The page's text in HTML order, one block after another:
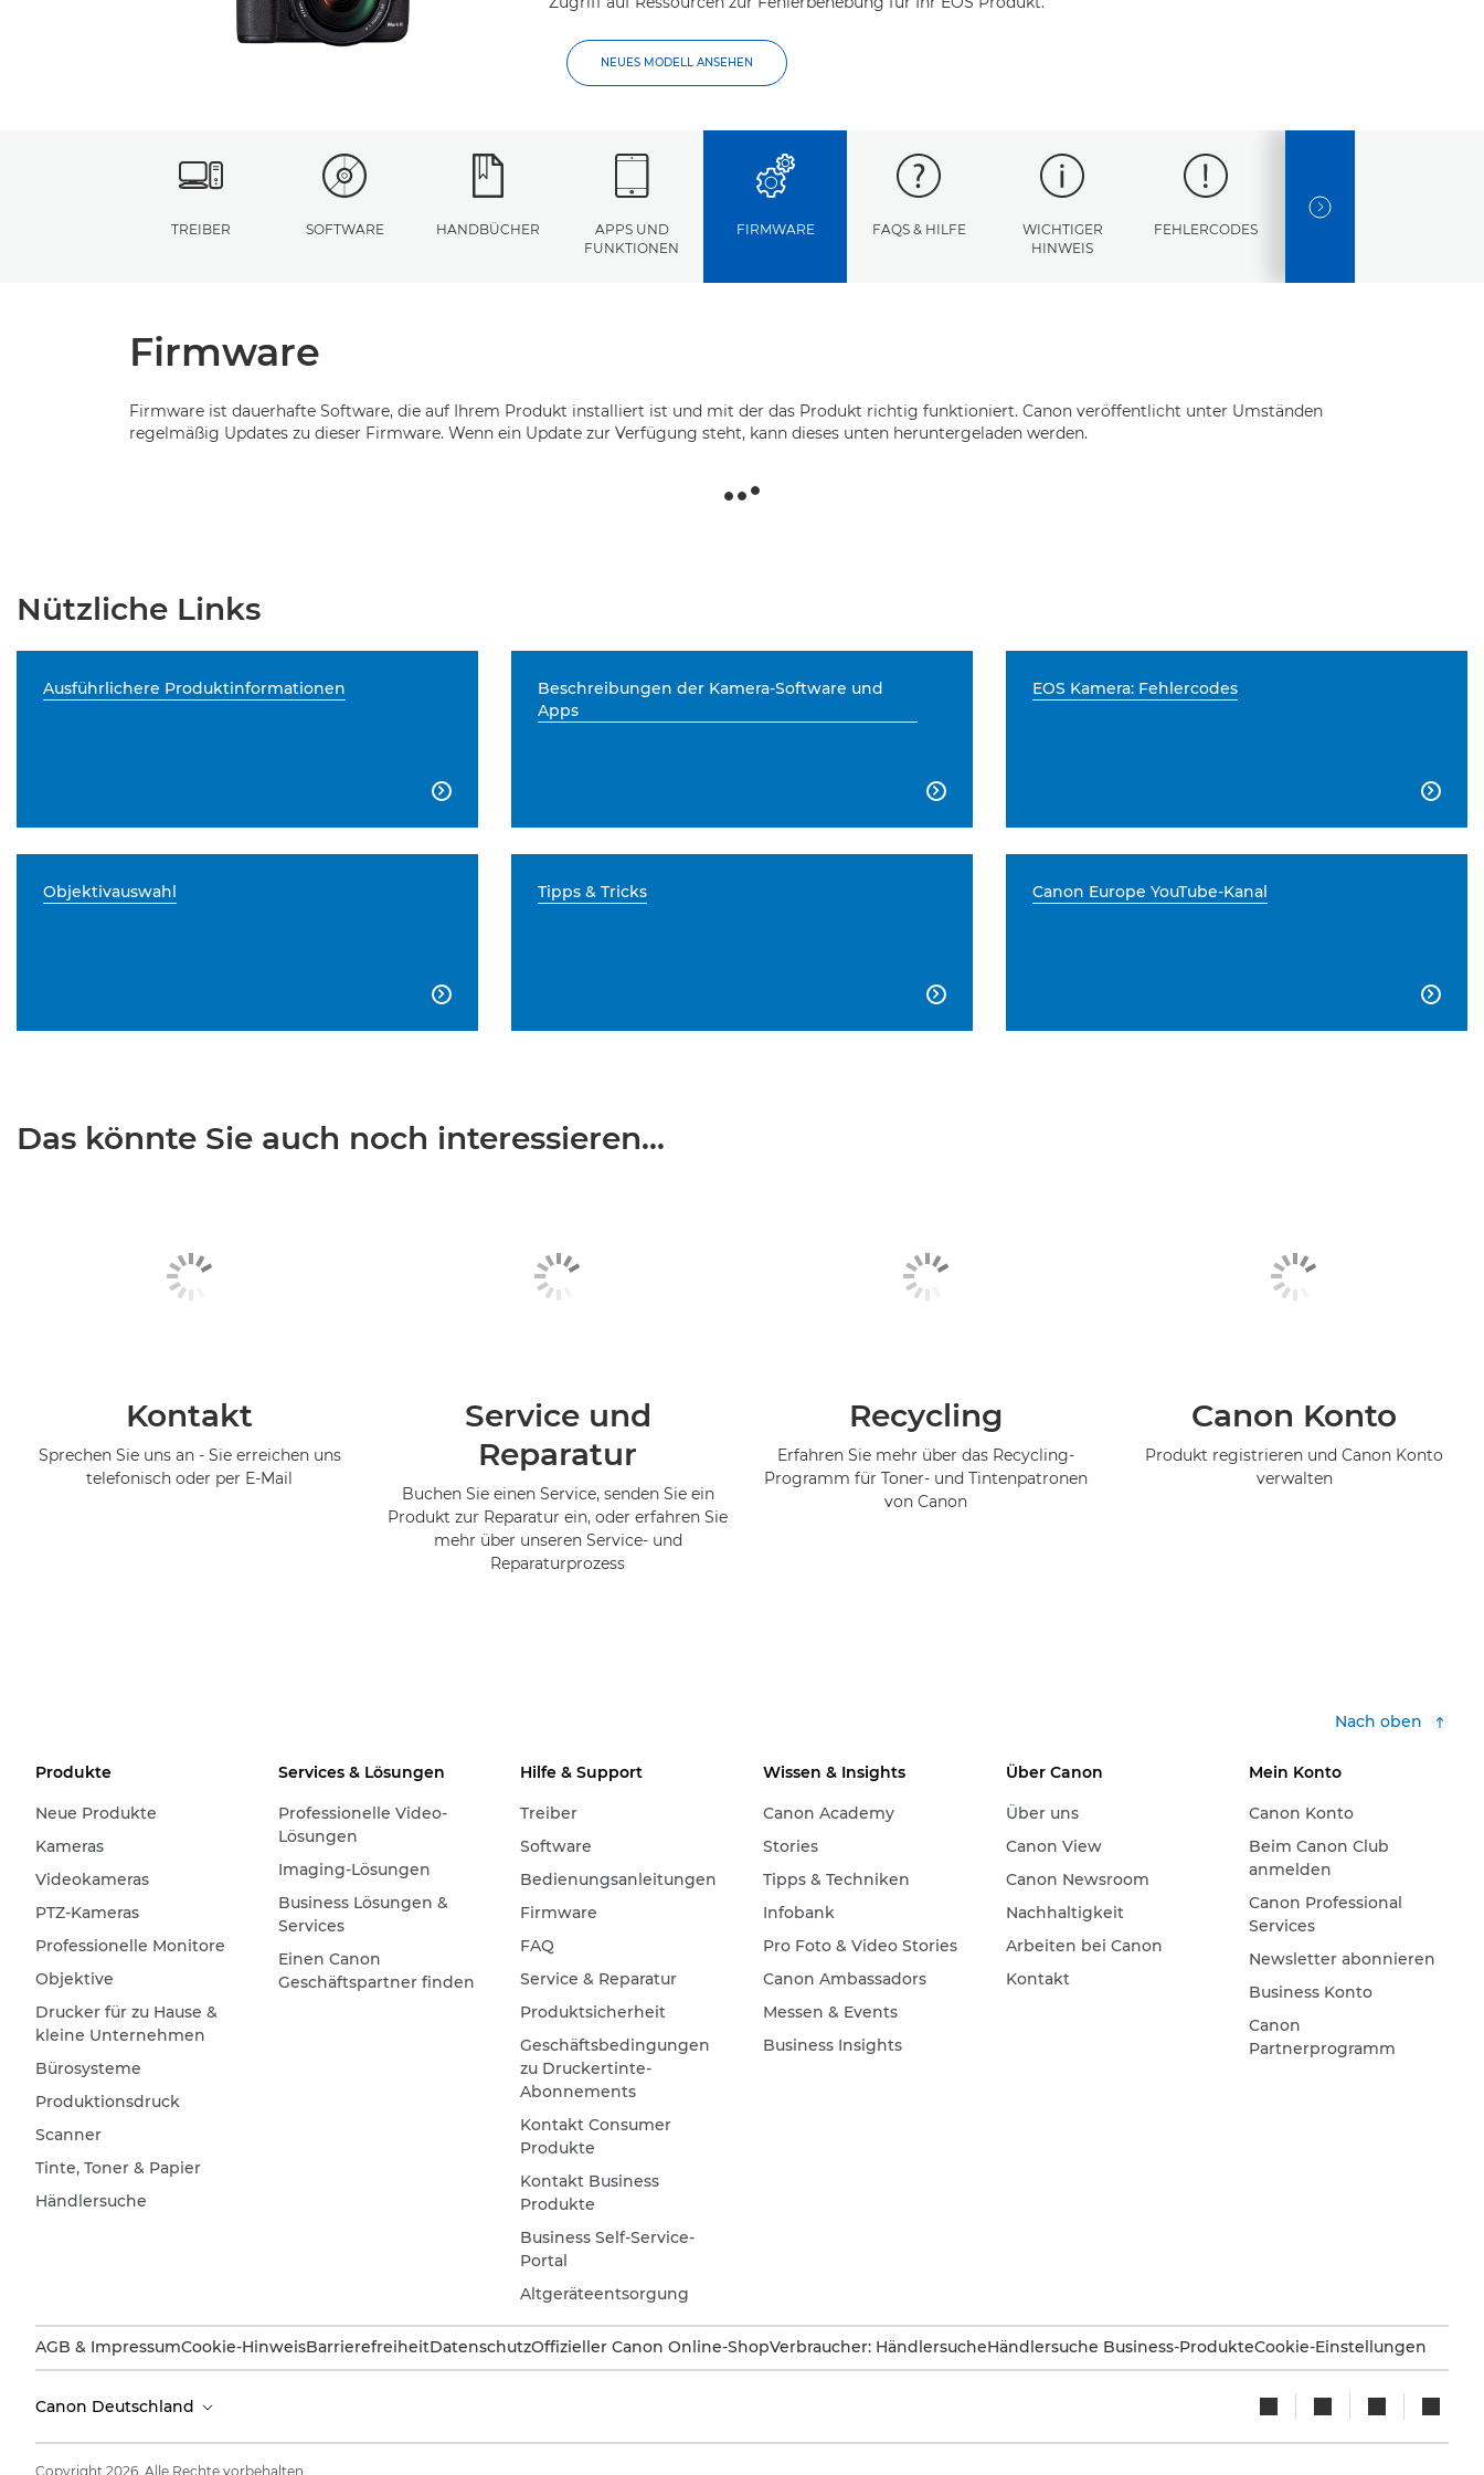
NEUES MODELL ANSEHEN
TREIBER SOFTWARE HANDBÜCHER
APPS UND
FUNKTIONEN
FIRMWARE FAQS & HILFE
WICHTIGER
HINWEIS
FEHLERCODES
NEXT SLIDE
Firmware
Firmware ist dauerhafte Software, die auf Ihrem Produkt installiert ist und mit der das Produkt richtig funktioniert. Canon veröffentlicht unter Umständen
regelmäßig Updates zu dieser Firmware. Wenn ein Update zur Verfügung steht, kann dieses unten heruntergeladen werden.
Nützliche Links
Ausführlichere Produktinformationen

Beschreibungen der Kamera-Software und
Apps

EOS Kamera: Fehlercodes

Objektivauswahl

Tipps & Tricks

Canon Europe YouTube-Kanal

Das könnte Sie auch noch interessieren...
Kontakt
Sprechen Sie uns an - Sie erreichen uns
telefonisch oder per E-Mail
Service und
Reparatur
Buchen Sie einen Service, senden Sie ein
Produkt zur Reparatur ein, oder erfahren Sie
mehr über unseren Service- und
Reparaturprozess
Recycling
Erfahren Sie mehr über das Recycling-
Programm für Toner- und Tintenpatronen
von Canon
Canon Konto
Produkt registrieren und Canon Konto
verwalten
Nach oben
Produkte
Neue Produkte
Kameras
Videokameras
PTZ-Kameras
Professionelle Monitore
Objektive
Drucker für zu Hause &
kleine Unternehmen
Bürosysteme
Produktionsdruck
Scanner
Tinte, Toner & Papier
Händlersuche
Services & Lösungen
Professionelle Video-
Lösungen
Imaging-Lösungen
Business Lösungen &
Services
Einen Canon
Geschäftspartner finden
Hilfe & Support
Treiber
Software
Bedienungsanleitungen
Firmware
FAQ
Service & Reparatur
Produktsicherheit
Geschäftsbedingungen
zu Druckertinte-
Abonnements
Kontakt Consumer
Produkte
Kontakt Business
Produkte
Business Self-Service-
Portal
Altgeräteentsorgung
Wissen & Insights
Canon Academy
Stories
Tipps & Techniken
Infobank
Pro Foto & Video Stories
Canon Ambassadors
Messen & Events
Business Insights
Über Canon
Über uns
Canon View
Canon Newsroom
Nachhaltigkeit
Arbeiten bei Canon
Kontakt
Mein Konto
Canon Konto
Beim Canon Club
anmelden
Canon Professional
Services
Newsletter abonnieren
Business Konto
Canon
Partnerprogramm
AGB & ImpressumCookie-HinweisBarrierefreiheitDatenschutzOffizieller Canon Online-ShopVerbraucher: HändlersucheHändlersuche Business-ProdukteCookie-Einstellungen
Canon Deutschland
Copyright 2026. Alle Rechte vorbehalten.